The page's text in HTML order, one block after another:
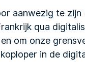
aanwezig te
qua
om onze
in de